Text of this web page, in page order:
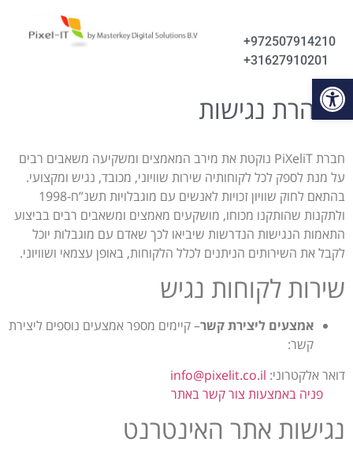
+972507914210
+31627910201
הצהרת נגישות
חברת PiXeliT נוקטת את מירב המאמצים ומשקיעה משאבים רבים
על מנת לספק לכל לקוחותיה שירות שוויוני, מכובד, נגיש ומקצועי.
בהתאם לחוק שוויון זכויות לאנשים עם מוגבלויות תשנ”ח-1998
ולתקנות שהותקנו מכוחו, מושקעים מאמצים ומשאבים רבים בביצוע
התאמות הנגישות הנדרשות שיביאו לכך שאדם עם מוגבלות יוכל
לקבל את השירותים הניתנים לכלל הלקוחות, באופן עצמאי ושוויוני.
שירות לקוחות נגיש
אמצעים ליצירת קשר– קיימים מספר אמצעים נוספים ליצירת
קשר:
דואר אלקטרוני: info@pixelit.co.il
פניה באמצעות צור קשר באתר
נגישות אתר האינטרנט